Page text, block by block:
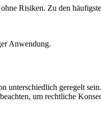
Risiken. Zu den
Anwendung.
unterschiedlich geregelt
um rechtliche